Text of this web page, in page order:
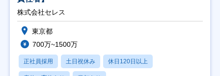
株式会社セレス
東京都
700万~1500万
正社員採用 土日祝休み 休日120日以上